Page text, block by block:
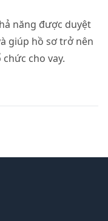
năng được duyệt
giúp hồ sơ trở nên
cho vay.